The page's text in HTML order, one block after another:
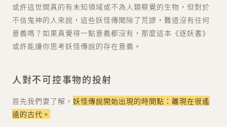
或許這世間真的有未知領域或不為人類察覺的生物，但對於
不信鬼神的人來說，這些妖怪傳聞除了荒謬，難道沒有任何
意義嗎？如果真覺得一點意義都沒有，那麼這本《逐妖書》
或許能讓你思考妖怪傳說的存在意義。
人對不可控事物的投射
首先我們要了解， 妖怪傳說開始出現的時間點：離現在很遙
遠的古代。